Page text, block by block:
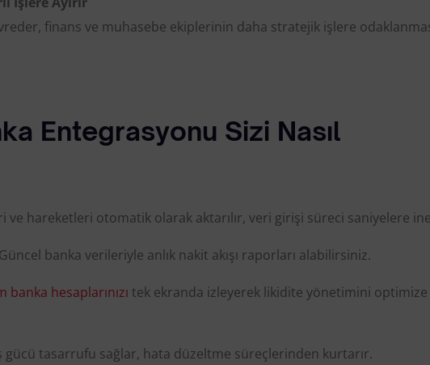
finans ve muhasebe ekiplerinin daha stratejik işlere
Entegrasyonu Sizi Nasıl
ve hareketleri otomatik olarak aktarılır, veri girişi süreci saniyelere
Güncel banka verileriyle anlık nakit akışı raporları alabilirsiniz.
banka hesaplarınızı tek ekranda izleyerek likidite yönetimini optimize
gücü tasarrufu sağlar, hata düzeltme süreçlerinden kurtarır.